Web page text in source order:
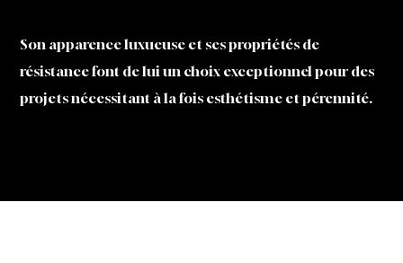
Son apparence luxueuse et ses propriétés de
résistance font de lui un choix exceptionnel pour des
projets nécessitant à la fois esthétisme et pérennité.